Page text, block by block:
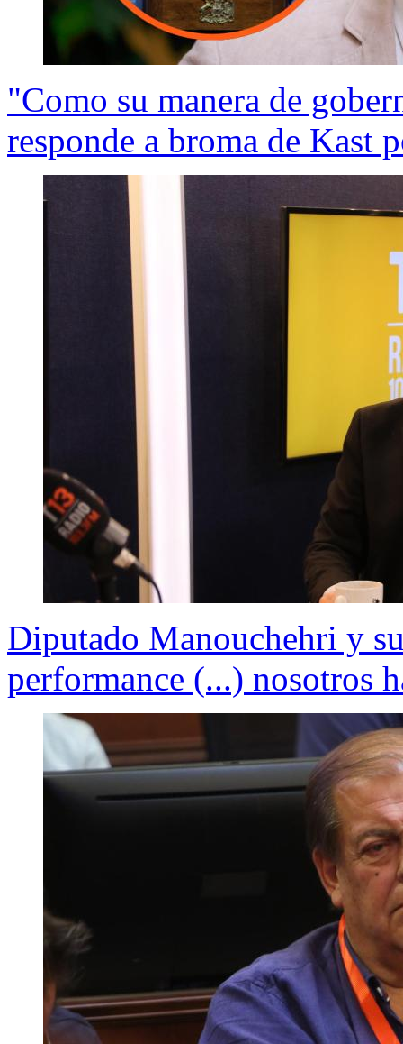
"Como su manera de
responde a broma de Kast
Diputado Manouchehri y
performance (...) nosotros